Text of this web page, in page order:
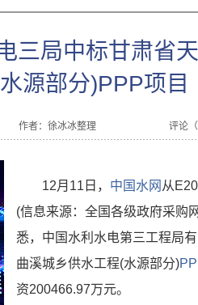
三局中标甘肃省
源部分)PPP项目
作者：徐冰冰整理 评论（
12月11日， 中国水网 从
(信息来源：全国各级政府采购
悉，中国水利水电第三工程局
曲溪城乡供水工程(水源部分)
资200466.97万元。